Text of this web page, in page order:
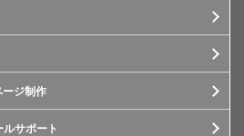
ージ制作
サポート